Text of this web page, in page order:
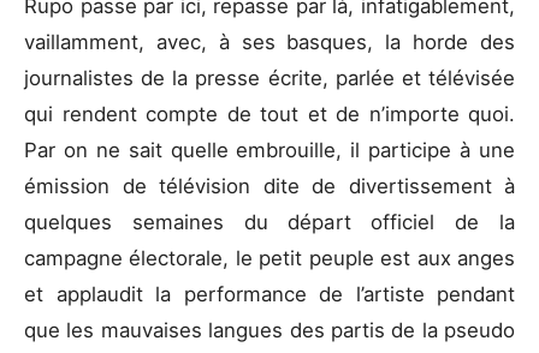
Rupo passe par ici, repasse par là, infatigablement,
vaillamment, avec, à ses basques, la horde des
journalistes de la presse écrite, parlée et télévisée
qui rendent compte de tout et de n’importe quoi.
Par on ne sait quelle embrouille, il participe à une
émission de télévision dite de divertissement à
quelques semaines du départ officiel de la
campagne électorale, le petit peuple est aux anges
et applaudit la performance de l’artiste pendant
que les mauvaises langues des partis de la pseudo